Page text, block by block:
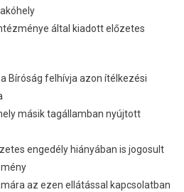
által kiadott előzetes
Bíróság felhívja azon ítélkezési
másik tagállamban nyújtott
engedély hiányában is jogosult
az ezen ellátással kapcsolatban